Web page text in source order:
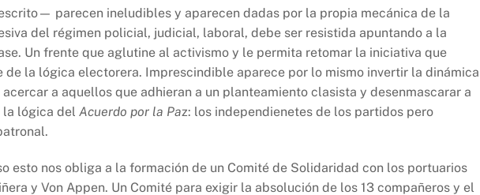
parecen ineludibles y aparecen dadas por la propia mecánica de la
del régimen policial, judicial, laboral, debe ser resistida apuntando a la
Un frente que aglutine al activismo y le permita retomar la iniciativa que
de la lógica electorera. Imprescindible aparece por lo mismo invertir la dinámica
a aquellos que adhieran a un planteamiento clasista y desenmascarar a
la lógica del Acuerdo por la Paz: los independienetes de los partidos pero
esto nos obliga a la formación de un Comité de Solidaridad con los portuarios
y Von Appen. Un Comité para exigir la absolución de los 13 compañeros y el